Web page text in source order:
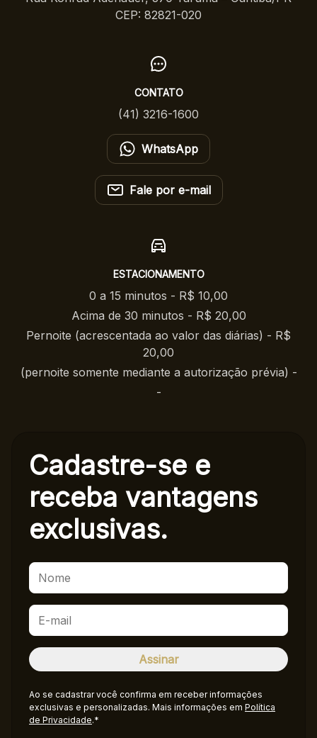
CEP: 82821-020
CONTATO
(41) 3216-1600
WhatsApp
Fale por e-mail
ESTACIONAMENTO
0 a 15 minutos - R$ 10,00
Acima de 30 minutos - R$ 20,00
Pernoite (acrescentada ao valor das diárias) - R$
20,00
(pernoite somente mediante a autorização prévia) -
-
Cadastre-se e
receba vantagens
exclusivas.
Ao se cadastrar você confirma em receber informações
exclusivas e personalizadas. Mais informações em Política
de Privacidade.*